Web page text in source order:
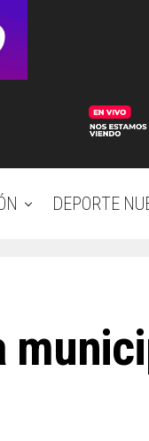
DEPORTE